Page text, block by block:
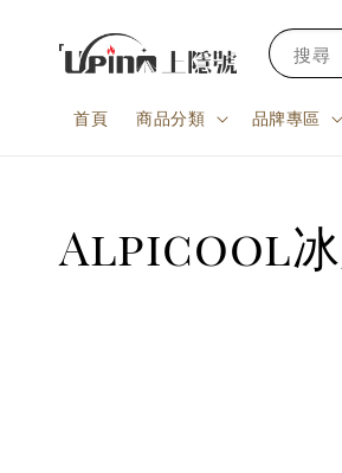
搜尋
首頁 商品分類 品牌專區
Alpicool冰